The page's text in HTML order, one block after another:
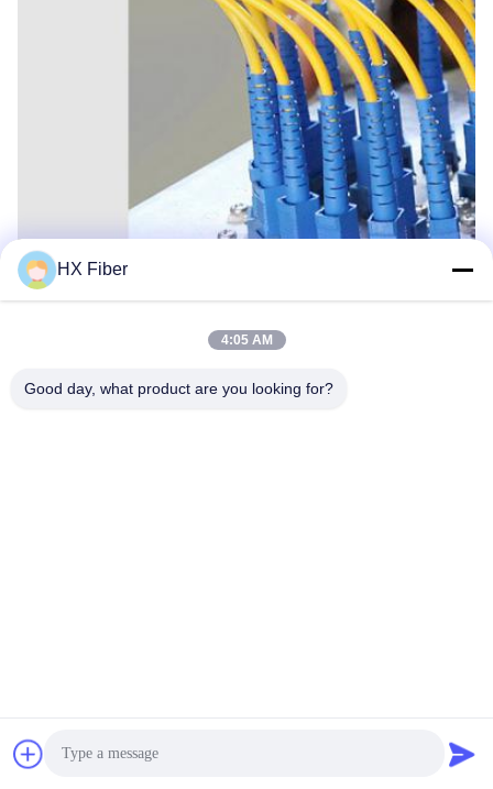
HX Fiber
4:05 AM
Good day, what product are you looking for?